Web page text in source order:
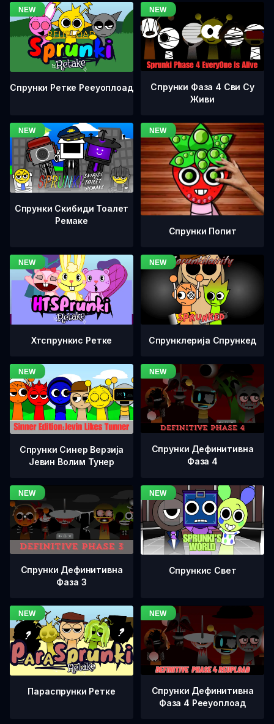
Спрунки Ретке Рееуоплоад
Спрунки Фаза 4 Сви Су
Живи
Спрунки Скибиди Тоалет
Ремаке
Спрунки Попит
Хтспрункис Ретке Спрунклерија Спрункед
Спрунки Синер Верзија
Јевин Волим Тунер
Спрунки Дефинитивна
Фаза 4
Спрунки Дефинитивна
Фаза 3
Спрункис Свет
Параспрунки Ретке
Спрунки Дефинитивна
Фаза 4 Рееуоплоад